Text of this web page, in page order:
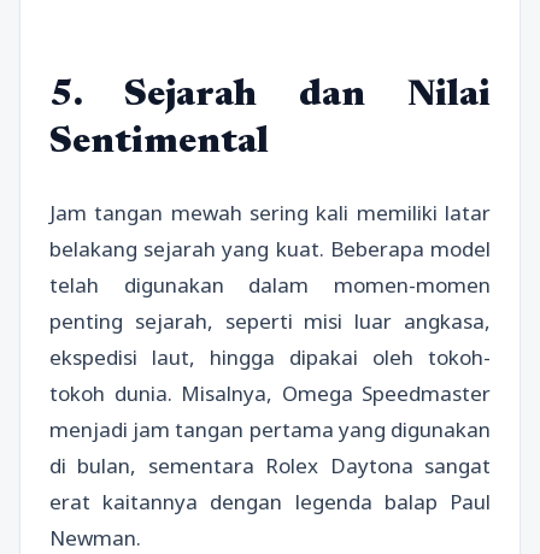
5. Sejarah dan Nilai
Sentimental
Jam tangan mewah sering kali memiliki latar
belakang sejarah yang kuat. Beberapa model
telah digunakan dalam momen-momen
penting sejarah, seperti misi luar angkasa,
ekspedisi laut, hingga dipakai oleh tokoh-
tokoh dunia. Misalnya, Omega Speedmaster
menjadi jam tangan pertama yang digunakan
di bulan, sementara Rolex Daytona sangat
erat kaitannya dengan legenda balap Paul
Newman.